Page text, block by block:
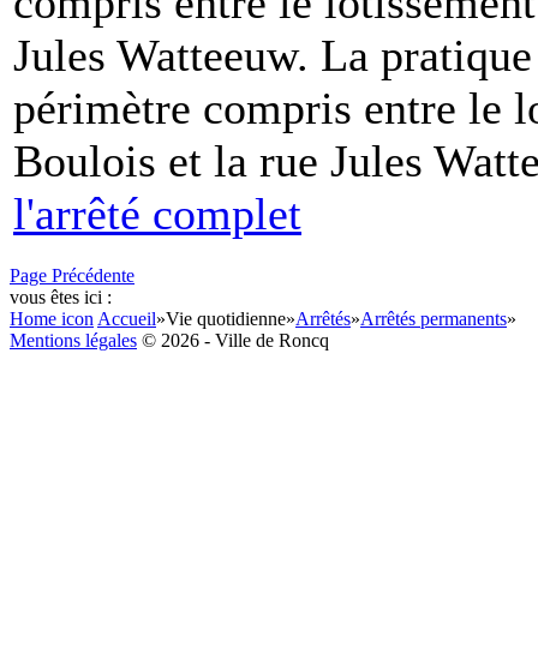
Jules Watteeuw. La
périmètre compris entre le
Boulois et la rue Jules
l'arrêté complet
Page Précédente
vous êtes ici :
Home icon Accueil»Vie quotidienne»Arrêtés»Arrêtés permanents»
Mentions légales © 2026 - Ville de Roncq